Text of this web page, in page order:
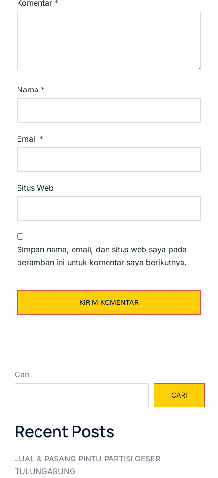
Komentar *
Nama *
Email *
Situs Web
Simpan nama, email, dan situs web saya pada
peramban ini untuk komentar saya berikutnya.
Cari
CARI
Recent Posts
JUAL & PASANG PINTU PARTISI GESER
TULUNGAGUNG